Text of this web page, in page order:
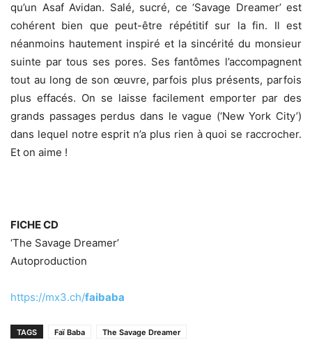
qu’un Asaf Avidan. Salé, sucré, ce ‘Savage Dreamer’ est
cohérent bien que peut-être répétitif sur la fin. Il est
néanmoins hautement inspiré et la sincérité du monsieur
suinte par tous ses pores. Ses fantômes l’accompagnent
tout au long de son œuvre, parfois plus présents, parfois
plus effacés. On se laisse facilement emporter par des
grands passages perdus dans le vague (‘New York City’)
dans lequel notre esprit n’a plus rien à quoi se raccrocher.
Et on aime !
FICHE CD
‘The Savage Dreamer’
Autoproduction
https://mx3.ch/faibaba
TAGS Faï Baba The Savage Dreamer